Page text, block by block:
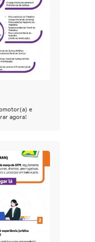
e
agora!